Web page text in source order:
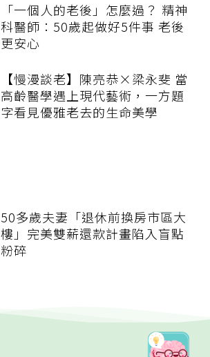
「一個人的老後」怎麼過？ 精神
科醫師：50歲起做好5件事 老後
更安心
【慢漫談老】陳亮恭×梁永斐 當
高齡醫學遇上現代藝術，一方題
字看見優雅老去的生命美學
50多歲夫妻「退休前換房市區大
樓」完美雙薪還款計畫陷入盲點
粉碎